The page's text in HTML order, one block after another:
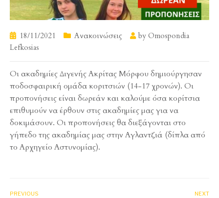
18/11/2021 Ανακοινώσεις by Omospondia
Lefkosias
Οι ακαδημίες Διγενής Ακρίτας Μόρφου δημιούργησαν
ποδοσφαιρική ομάδα κοριτσιών (14-17 χρονών). Οι
προπονήσεις είναι δωρεάν και καλούμε όσα κορίτσια
επιθυμούν να έρθουν στις ακαδημίες μας για να
δοκιμάσουν. Oι προπονήσεις θα διεξάγονται στο
γήπεδο της ακαδημίας μας στην Αγλαντζιά (δίπλα από
το Αρχηγείο Αστυνομίας).
PREVIOUS NEXT